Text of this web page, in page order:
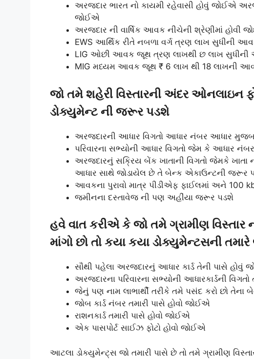
અરજદાર ભારત નો કાયમી રહેવાસી હોવું જોઈએ
જોઈએ
અરજદાર ની વાર્ષિક આવક નીચેની શ્રેણીમાં હોવી
EWS આર્થિક રીતે નબળા વર્ગ ત્રણ લાખ સુધીની
LIG ઓછી આવક જૂથ ત્રણ લાખથી છ લાખ
MIG મધ્યમ આવક જૂથ ₹ 6 લાખ થી 18 લાખની
જો તમે શહેરી વિસ્તારની અંદર ઓનલાઇન
ડોક્યુમેન્ટ ની જરૂર પડશે
અરજદારની આધાર વિગતો આધાર નંબર આધાર
પરિવારના સભ્યોની આધાર વિગતો જેમ કે આધાર
અરજદારનું સક્રિય બેંક ખાતાની વિગતો જેમકે
આધાર સાથે જોડાયેલ છે તે બેન્ક એકાઉન્ટની જરૂર
આવકના પુરાવો માત્ર પીડીએફ ફાઈલમાં અને 100
જમીનના દસ્તાવેજ ની પણ અહીંયા જરૂર પડશે
હવે વાત કરીએ કે જો તમે ગ્રામીણ
માંગો છો તો કયા કયા ડોક્યુમેન્ટસની
સૌથી પહેલા અરજદારનું આધાર કાર્ડ તેની પાસે હોવું
અરજદારના પરિવારના સભ્યોની આધારકાર્ડની
જેનું પણ નામ લાભાર્થી તરીકે તમે પસંદ કરો છો તેના
જોબ કાર્ડ નંબર તમારી પાસે હોવો જોઈએ
રાશનકાર્ડ તમારી પાસે હોવો જોઈએ
એક પાસપોર્ટ સાઈઝ ફોટો હોવો જોઈએ
આટલા ડોક્યુમેન્ટ્સ જો તમારી પાસે છે તો તમે ગ્રામીણ